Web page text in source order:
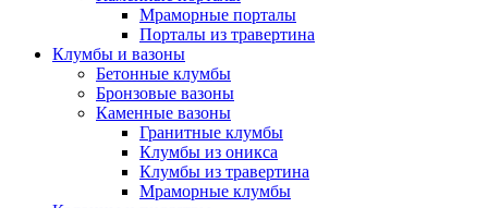
Мраморные порталы
Порталы из травертина
Клумбы и вазоны
Бетонные клумбы
Бронзовые вазоны
Каменные вазоны
Гранитные клумбы
Клумбы из оникса
Клумбы из травертина
Мраморные клумбы